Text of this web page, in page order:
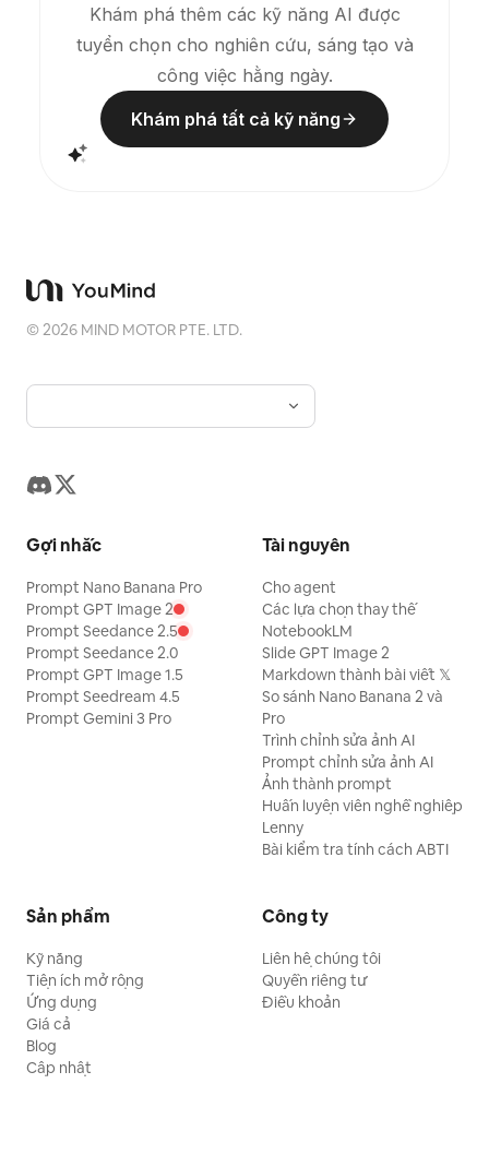
Khám phá thêm các kỹ năng AI được
tuyển chọn cho nghiên cứu, sáng tạo và
công việc hằng ngày.
Khám phá tất cả kỹ năng
©2026 MIND MOTOR PTE. LTD.
Gợi nhắc
Prompt Nano Banana Pro
Prompt GPT Image 2
Prompt Seedance 2.5
Prompt Seedance 2.0
Prompt GPT Image 1.5
Prompt Seedream 4.5
Prompt Gemini 3 Pro
Tài nguyên
Cho agent
Các lựa chọn thay thế
NotebookLM
Slide GPT Image 2
Markdown thành bài viết 𝕏
So sánh Nano Banana 2 và
Pro
Trình chỉnh sửa ảnh AI
Prompt chỉnh sửa ảnh AI
Ảnh thành prompt
Huấn luyện viên nghề nghiệp
Lenny
Bài kiểm tra tính cách ABTI
Sản phẩm
Kỹ năng
Tiện ích mở rộng
Ứng dụng
Giá cả
Blog
Cập nhật
Công ty
Liên hệ chúng tôi
Quyền riêng tư
Điều khoản